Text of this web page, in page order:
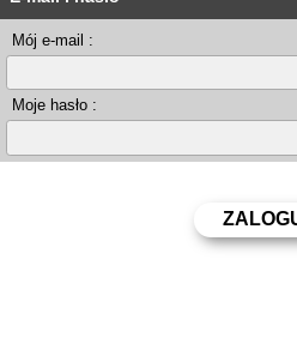
Mój e-mail :
Moje hasło :